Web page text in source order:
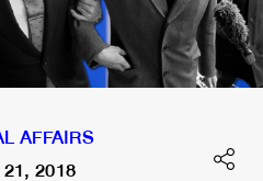
AFFAIRS
21, 2018